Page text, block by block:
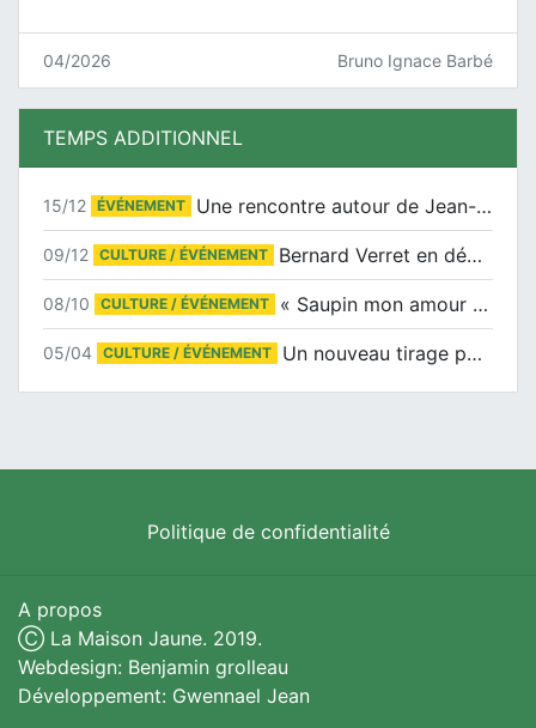
04/2026 Bruno Ignace Barbé
TEMPS ADDITIONNEL
15/12 ÉVÉNEMENT Une rencontre autour de Jean-Claude Suaudeau
09/12 CULTURE / ÉVÉNEMENT Bernard Verret en dédicaces le samedi 13 décembre à l’Espace Culturel Atlantis
08/10 CULTURE / ÉVÉNEMENT « Saupin mon amour » au salon du livre de Trentemoult
05/04 CULTURE / ÉVÉNEMENT Un nouveau tirage pour le Docu-BD
Politique de confidentialité
A propos
Ⓒ La Maison Jaune. 2019.
Webdesign: Benjamin grolleau
Développement: Gwennael Jean